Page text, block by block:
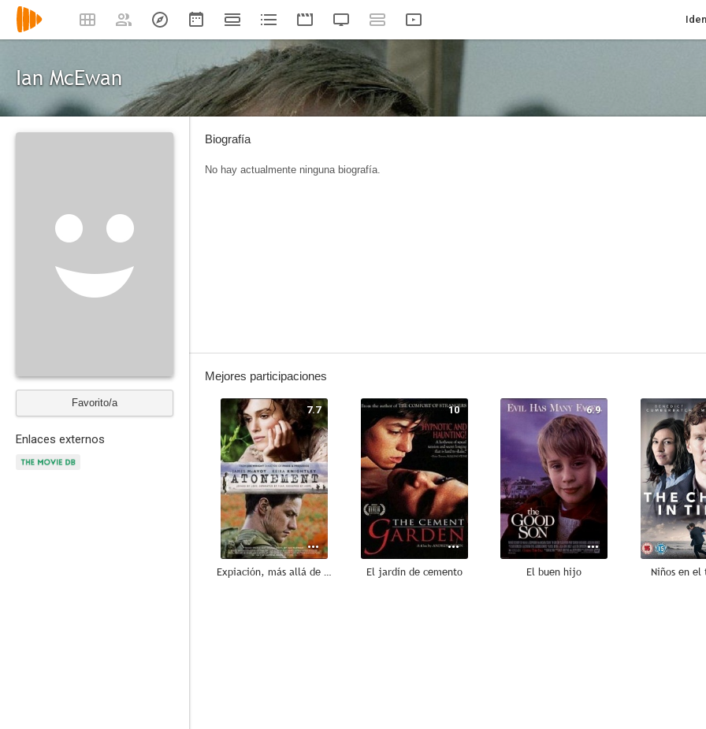
Ian McEwan
Favorito/a
Enlaces externos
Biografía
No hay actualmente ninguna biografía.
Mejores participaciones
7.7
Expiación, más allá de la pasión
10
El jardín de cemento
6.9
El buen hijo Niños en el